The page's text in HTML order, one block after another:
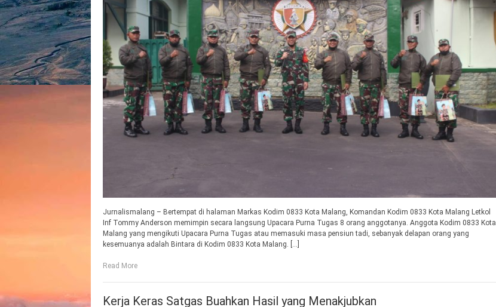
Jurnalismalang – Bertempat di halaman Markas Kodim 0833 Kota Malang, Komandan Kodim 0833 Kota Malang Letkol
Inf Tommy Anderson memimpin secara langsung Upacara Purna Tugas 8 orang anggotanya. Anggota Kodim 0833 Kota
Malang yang mengikuti Upacara Purna Tugas atau memasuki masa pensiun tadi, sebanyak delapan orang yang
kesemuanya adalah Bintara di Kodim 0833 Kota Malang. […]
Read More
Kerja Keras Satgas Buahkan Hasil yang Menakjubkan